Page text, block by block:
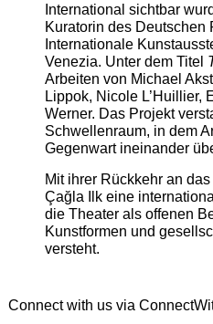
International sichtbar
Kuratorin des Deutschen
Internationale
Venezia. Unter dem Titel
Arbeiten von Michael
Lippok, Nicole L’Huillier,
Werner. Das Projekt
Schwellenraum, in dem
Gegenwart ineinander
Mit ihrer Rückkehr an
Çağla Ilk eine
die Theater als offenen
Kunstformen und
versteht.
Connect with us via